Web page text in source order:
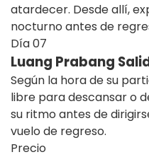
atardecer. Desde allí,
nocturno antes de
Día07
Luang Prabang
Según la hora de su
libre para descansar o
su ritmo antes de
vuelo de regreso.
Precio